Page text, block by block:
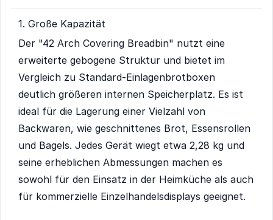
1. Große Kapazität
Der "42 Arch Covering Breadbin" nutzt eine
erweiterte gebogene Struktur und bietet im
Vergleich zu Standard-Einlagenbrotboxen
deutlich größeren internen Speicherplatz. Es ist
ideal für die Lagerung einer Vielzahl von
Backwaren, wie geschnittenes Brot, Essensrollen
und Bagels. Jedes Gerät wiegt etwa 2,28 kg und
seine erheblichen Abmessungen machen es
sowohl für den Einsatz in der Heimküche als auch
für kommerzielle Einzelhandelsdisplays geeignet.